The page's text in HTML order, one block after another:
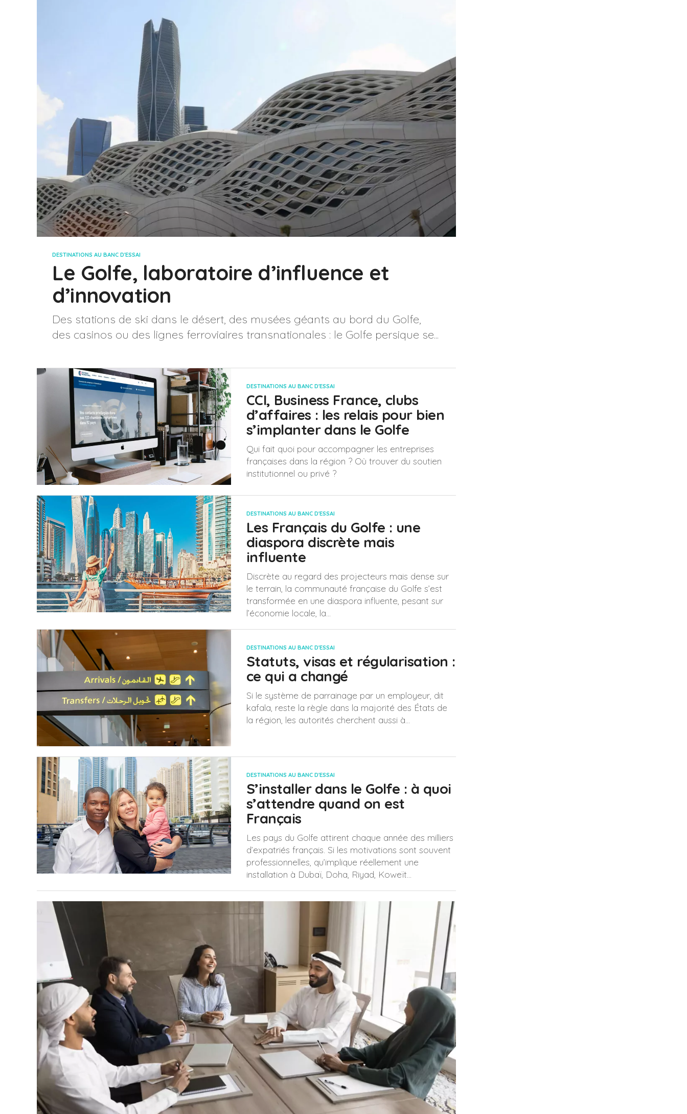
DESTINATIONS AU BANC D'ESSAI
Le Golfe, laboratoire d’influence et
d’innovation
Des stations de ski dans le désert, des musées géants au bord du Golfe,
des casinos ou des lignes ferroviaires transnationales : le Golfe persique se...
DESTINATIONS AU BANC D'ESSAI
CCI, Business France, clubs
d’affaires : les relais pour bien
s’implanter dans le Golfe
Qui fait quoi pour accompagner les entreprises
françaises dans la région ? Où trouver du soutien
institutionnel ou privé ?
DESTINATIONS AU BANC D'ESSAI
Les Français du Golfe : une
diaspora discrète mais
influente
Discrète au regard des projecteurs mais dense sur
le terrain, la communauté française du Golfe s’est
transformée en une diaspora influente, pesant sur
l’économie locale, la...
DESTINATIONS AU BANC D'ESSAI
Statuts, visas et régularisation :
ce qui a changé
Si le système de parrainage par un employeur, dit
kafala, reste la règle dans la majorité des États de
la région, les autorités cherchent aussi à...
DESTINATIONS AU BANC D'ESSAI
S’installer dans le Golfe : à quoi
s’attendre quand on est
Français
Les pays du Golfe attirent chaque année des milliers
d’expatriés français. Si les motivations sont souvent
professionnelles, qu’implique réellement une
installation à Dubaï, Doha, Riyad, Koweït...